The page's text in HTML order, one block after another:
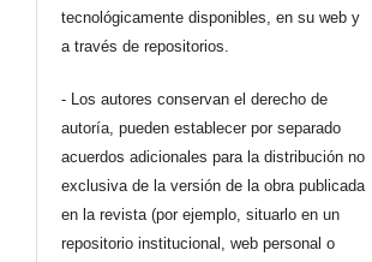
tecnológicamente disponibles, en su web y
a través de repositorios.
- Los autores conservan el derecho de
autoría, pueden establecer por separado
acuerdos adicionales para la distribución no
exclusiva de la versión de la obra publicada
en la revista (por ejemplo, situarlo en un
repositorio institucional, web personal o